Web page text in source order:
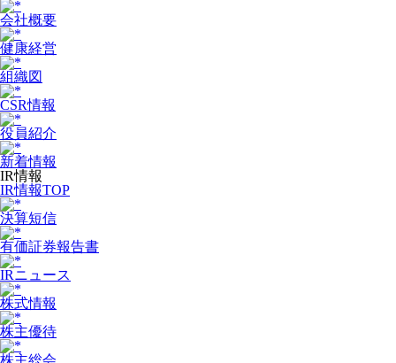
会社概要
健康経営
組織図
CSR情報
役員紹介
新着情報
IR情報
IR情報TOP
決算短信
有価証券報告書
IRニュース
株式情報
株主優待
株主総会